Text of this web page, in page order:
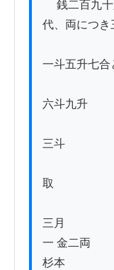
銭二百九十
代、両につき
御
一斗五升七合
米
六斗九升
申
三斗
会
取
三月
一 金二両　
杉本